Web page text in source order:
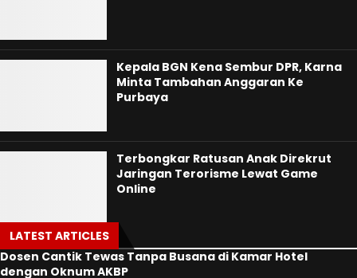
Kepala BGN Kena Sembur DPR, Karna
Minta Tambahan Anggaran Ke
Purbaya
Terbongkar Ratusan Anak Direkrut
Jaringan Terorisme Lewat Game
Online
LATEST ARTICLES
Dosen Cantik Tewas Tanpa Busana di Kamar Hotel
dengan Oknum AKBP